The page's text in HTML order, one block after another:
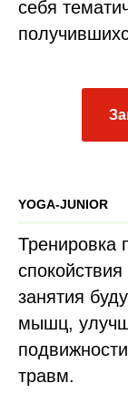
себя
YOGA-JUNIOR
Тренировка
занятия
мышц,
травм.